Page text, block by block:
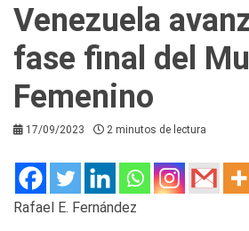
Venezuela
fase final del
Femenino
17/09/2023 2 minutos de lectura
Rafael E. Fernández